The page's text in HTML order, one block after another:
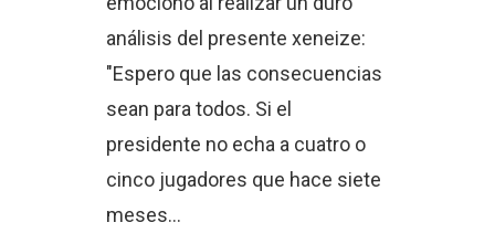
análisis del presente xeneize:
"Espero que las consecuencias
sean para todos. Si el
presidente no echa a cuatro o
cinco jugadores que hace siete
meses…